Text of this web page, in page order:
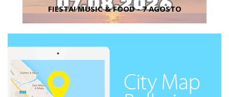
FIESTA! MUSIC & FOOD - 7 AGOSTO